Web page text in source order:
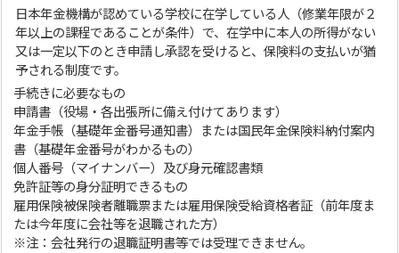
日本年金機構が認めている学校に在学している人（修業年限が２
年以上の課程であることが条件）で、在学中に本人の所得がない
又は一定以下のとき申請し承認を受けると、保険料の支払いが猶
予される制度です。
手続きに必要なもの
申請書（役場・各出張所に備え付けてあります）
年金手帳（基礎年金番号通知書）または国民年金保険料納付案内
書（基礎年金番号がわかるもの）
個人番号（マイナンバー）及び身元確認書類
免許証等の身分証明できるもの
雇用保険被保険者離職票または雇用保険受給資格者証（前年度ま
たは今年度に会社等を退職された方）
※注：会社発行の退職証明書等では受理できません。